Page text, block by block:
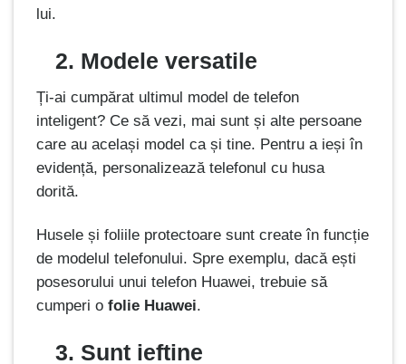
lui.
2. Modele versatile
Ți-ai cumpărat ultimul model de telefon
inteligent? Ce să vezi, mai sunt și alte persoane
care au același model ca și tine. Pentru a ieși în
evidență, personalizează telefonul cu husa
dorită.
Husele și foliile protectoare sunt create în funcție
de modelul telefonului. Spre exemplu, dacă ești
posesorului unui telefon Huawei, trebuie să
cumperi ofolie Huawei.
3. Sunt ieftine